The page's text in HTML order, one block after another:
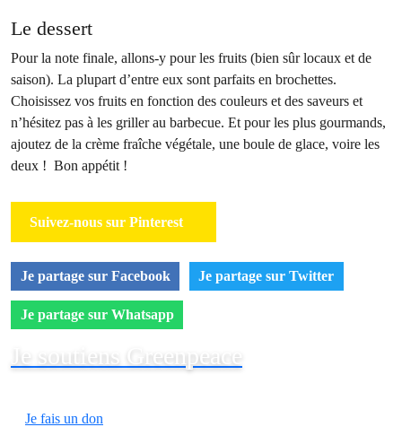
Le dessert
Pour la note finale, allons-y pour les fruits (bien sûr locaux et de
saison). La plupart d’entre eux sont parfaits en brochettes.
Choisissez vos fruits en fonction des couleurs et des saveurs et
n’hésitez pas à les griller au barbecue. Et pour les plus gourmands,
ajoutez de la crème fraîche végétale, une boule de glace, voire les
deux ! Bon appétit !
Suivez-nous sur Pinterest
Je partage sur Facebook Je partage sur Twitter
Je partage sur Whatsapp
Je soutiens Greenpeace
Je fais un don